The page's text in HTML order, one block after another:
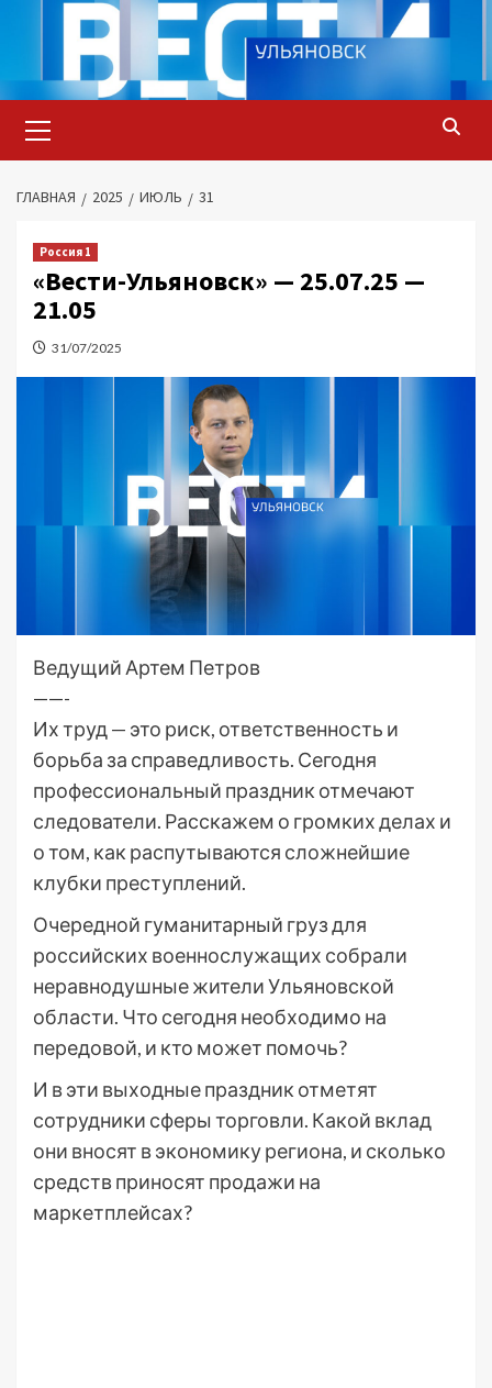
содержимому
меню
ГЛАВНАЯ 2025 ИЮЛЬ 31
Россия 1
«Вести-Ульяновск» — 25.07.25 —
21.05
31/07/2025
Ведущий Артем Петров
——-
Их труд — это риск, ответственность и
борьба за справедливость. Сегодня
профессиональный праздник отмечают
следователи. Расскажем о громких делах и
о том, как распутываются сложнейшие
клубки преступлений.
Очередной гуманитарный груз для
российских военнослужащих собрали
неравнодушные жители Ульяновской
области. Что сегодня необходимо на
передовой, и кто может помочь?
И в эти выходные праздник отметят
сотрудники сферы торговли. Какой вклад
они вносят в экономику региона, и сколько
средств приносят продажи на
маркетплейсах?